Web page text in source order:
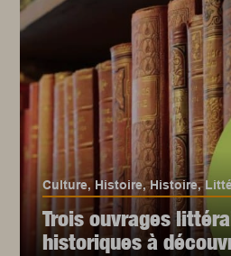
Culture, Histoire,Histoire,
Trois ouvrages
historiques à